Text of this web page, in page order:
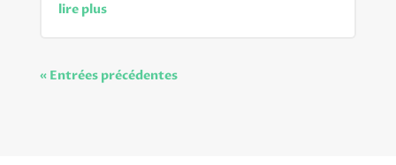
lire plus
« Entrées précédentes